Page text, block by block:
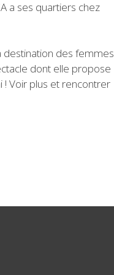
a ses quartiers chez
destination des femmes
dont elle propose
! Voir plus et rencontrer